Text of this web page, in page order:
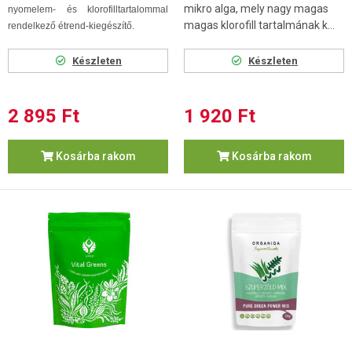
nyomelem- és klorofilltartalommal
rendelkező étrend-kiegészítő.
Készleten
2 895 Ft
Kosárba rakom
mikro alga, mely nagy magas
magas klorofill tartalmának k...
Készleten
1 920 Ft
Kosárba rakom